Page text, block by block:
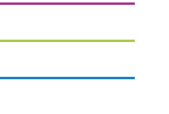
dveří
2023